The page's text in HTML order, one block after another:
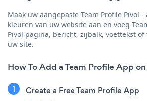
Maak uw aangepaste Team Profile Pivol
kleuren van uw website aan en voeg
Pivol pagina, bericht, zijbalk, voettekst
uw site.
How To Add a Team Profile App
Create a Free Team Profile App